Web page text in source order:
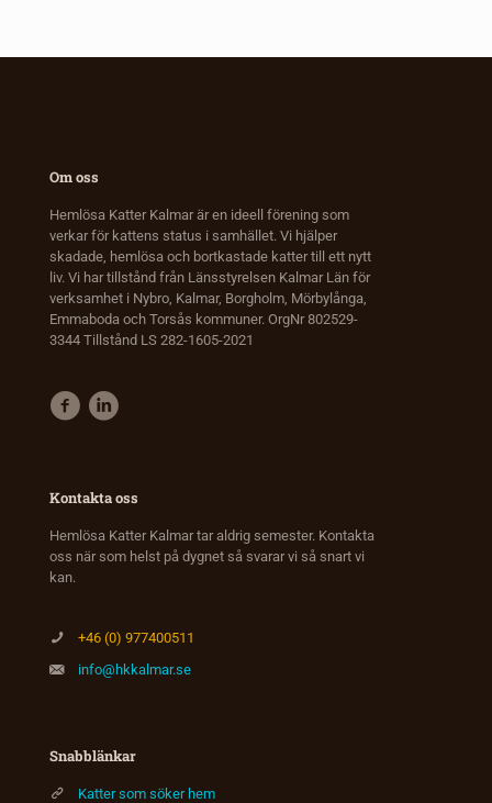
Om oss
Hemlösa Katter Kalmar är en ideell förening som
verkar för kattens status i samhället. Vi hjälper
skadade, hemlösa och bortkastade katter till ett nytt
liv. Vi har tillstånd från Länsstyrelsen Kalmar Län för
verksamhet i Nybro, Kalmar, Borgholm, Mörbylånga,
Emmaboda och Torsås kommuner. OrgNr 802529-
3344 Tillstånd LS 282-1605-2021
Kontakta oss
Hemlösa Katter Kalmar tar aldrig semester. Kontakta
oss när som helst på dygnet så svarar vi så snart vi
kan.
+46 (0) 977400511
info@hkkalmar.se
Snabblänkar
Katter som söker hem